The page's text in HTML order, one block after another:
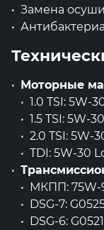
Замена
Моторные
1.0 TSI: 5W-
1.5 TSI: 5W-
2.0 TSI: 5W-
TDI: 5W-30
МКПП: 75W-
DSG-7:
DSG-6: